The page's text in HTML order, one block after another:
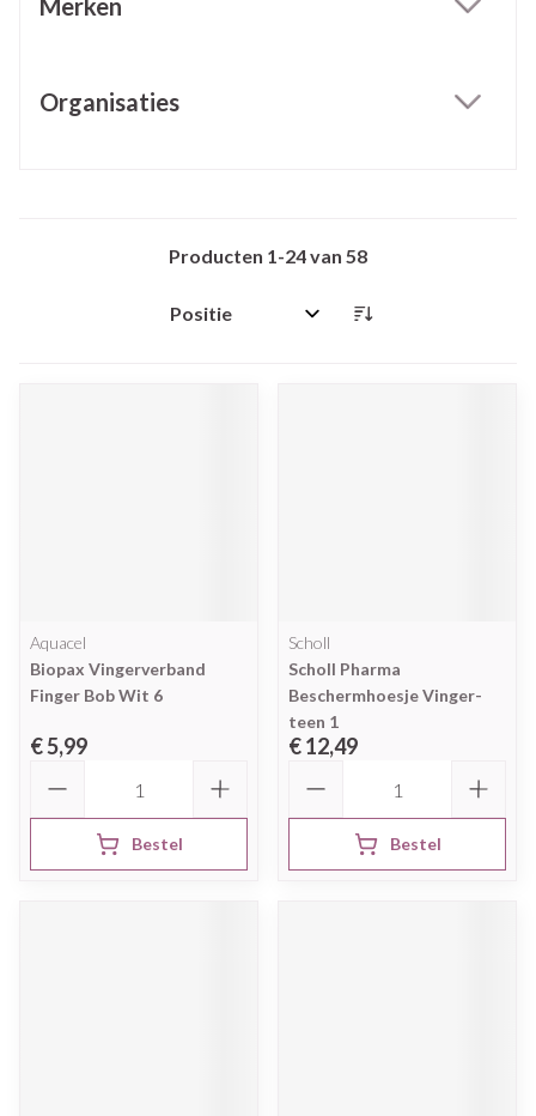
Merken
Organisaties
Producten 1-24van 58
Sorteer op:
Aquacel
Biopax Vingerverband
Finger Bob Wit 6
€ 5,99
Bestel
Scholl
Scholl Pharma
Beschermhoesje Vinger-
teen 1
€ 12,49
Bestel